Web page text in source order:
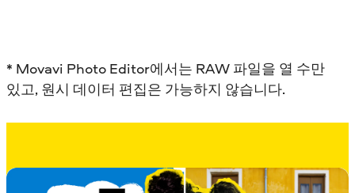
* Movavi Photo Editor에서는 RAW 파일을 열 수만
있고, 원시 데이터 편집은 가능하지 않습니다.